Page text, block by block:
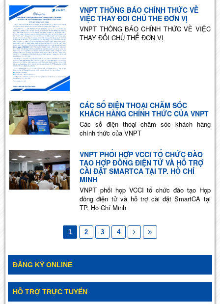
VNPT THÔNG BÁO CHÍNH THỨC VỀ
VIỆC THAY ĐỔI CHỦ THỂ ĐƠN VỊ
VNPT THÔNG BÁO CHÍNH THỨC VỀ VIỆC
THAY ĐỔI CHỦ THỂ ĐƠN VỊ
CÁC SỐ ĐIỆN THOẠI CHĂM SÓC
KHÁCH HÀNG CHÍNH THỨC CỦA VNPT
Các số điện thoại chăm sóc khách hàng
chính thức của VNPT
VNPT PHỐI HỢP VCCI TỔ CHỨC ĐÀO
TẠO HỢP ĐỒNG ĐIỆN TỬ VÀ HỖ TRỢ
CÀI ĐẶT SMARTCA TẠI TP. HỒ CHÍ
MINH
VNPT phối hợp VCCI tổ chức đào tạo Hợp
đồng điện tử và hỗ trợ cài đặt SmartCA tại
TP. Hồ Chí Minh
1 2 3 4
ĐĂNG KÝ ONLINE
HỖ TRỢ TRỰC TUYẾN